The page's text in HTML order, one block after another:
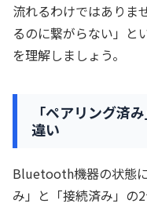
流れるわけではありま
るのに繋がらない」と
を理解しましょう。
「ペアリング済
違い
Bluetooth機器の状態
み」と「接続済み」の